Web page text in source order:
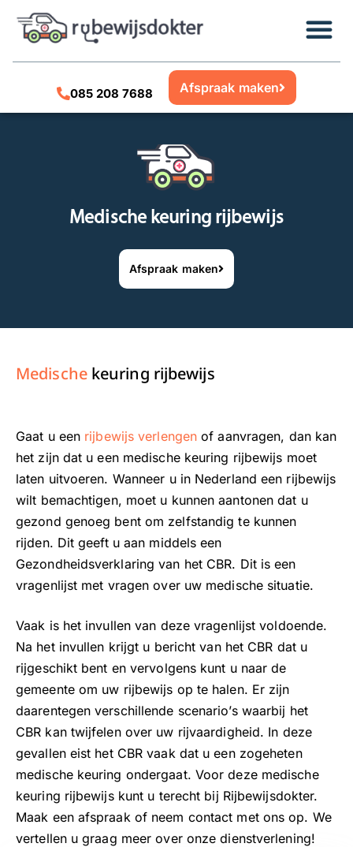
085 208 7688 Afspraak maken
Medische keuring rijbewijs
Afspraak maken
Medische keuring rijbewijs
Gaat u een rijbewijs verlengen of aanvragen, dan kan
het zijn dat u een medische keuring rijbewijs moet
laten uitvoeren. Wanneer u in Nederland een rijbewijs
wilt bemachtigen, moet u kunnen aantonen dat u
gezond genoeg bent om zelfstandig te kunnen
rijden. Dit geeft u aan middels een
Gezondheidsverklaring van het CBR. Dit is een
vragenlijst met vragen over uw medische situatie.
Vaak is het invullen van deze vragenlijst voldoende.
Na het invullen krijgt u bericht van het CBR dat u
rijgeschikt bent en vervolgens kunt u naar de
gemeente om uw rijbewijs op te halen. Er zijn
daarentegen verschillende scenario’s waarbij het
CBR kan twijfelen over uw rijvaardigheid. In deze
gevallen eist het CBR vaak dat u een zogeheten
medische keuring ondergaat. Voor deze medische
keuring rijbewijs kunt u terecht bij Rijbewijsdokter.
Maak een afspraak of neem contact met ons op. We
vertellen u graag meer over onze dienstverlening!